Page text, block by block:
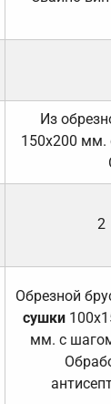
Из
150х200 мм.
2
Обрезной
сушки
мм. с